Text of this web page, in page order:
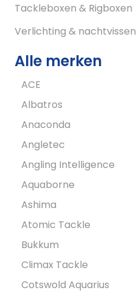
Tackleboxen & Rigboxen
Verlichting & nachtvissen
Alle merken
ACE
Albatros
Anaconda
Angletec
Angling Intelligence
Aquaborne
Ashima
Atomic Tackle
Bukkum
Climax Tackle
Cotswold Aquarius